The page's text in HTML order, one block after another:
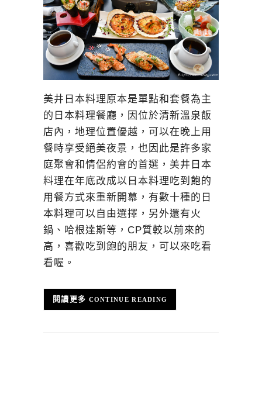
美井日本料理原本是單點和套餐為主
的日本料理餐廳，因位於清新溫泉飯
店內，地理位置優越，可以在晚上用
餐時享受絕美夜景，也因此是許多家
庭聚會和情侶約會的首選，美井日本
料理在年底改成以日本料理吃到飽的
用餐方式來重新開幕，有數十種的日
本料理可以自由選擇，另外還有火
鍋、哈根達斯等，CP質較以前來的
高，喜歡吃到飽的朋友，可以來吃看
看喔。
CONTINUE READING